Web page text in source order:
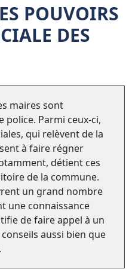
POUVOIRS
DES
maires sont
Parmi ceux-ci,
qui relèvent de la
à faire régner
détient ces
de la commune.
un grand nombre
une connaissance
de faire appel à un
aussi bien que